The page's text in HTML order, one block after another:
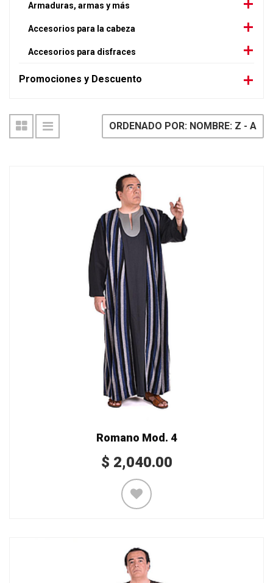
Armaduras, armas y más
Accesorios para la cabeza
Accesorios para disfraces
Promociones y Descuento
ORDENADO POR: NOMBRE: Z - A
Romano Mod. 4
$ 2,040.00